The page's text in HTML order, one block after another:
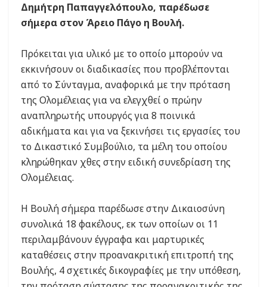
Δημήτρη Παπαγγελόπουλο, παρέδωσε
σήμερα στον Άρειο Πάγο η Βουλή.
Πρόκειται για υλικό με το οποίο μπορούν να
εκκινήσουν οι διαδικασίες που προβλέπονται
από το Σύνταγμα, αναφορικά με την πρόταση
της Ολομέλειας για να ελεγχθεί ο πρώην
αναπληρωτής υπουργός για 8 ποινικά
αδικήματα και για να ξεκινήσει τις εργασίες του
το Δικαστικό Συμβούλιο, τα μέλη του οποίου
κληρώθηκαν χθες στην ειδική συνεδρίαση της
Ολομέλειας.
Η Βουλή σήμερα παρέδωσε στην Δικαιοσύνη
συνολικά 18 φακέλους, εκ των οποίων οι 11
περιλαμβάνουν έγγραφα και μαρτυρικές
καταθέσεις στην προανακριτική επιτροπή της
Βουλής, 4 σχετικές δικογραφίες με την υπόθεση,